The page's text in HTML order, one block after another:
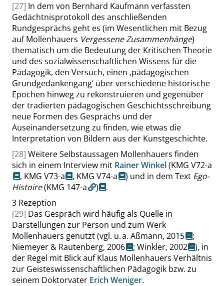
[27] In dem von Bernhard Kaufmann verfassten
Gedächtnisprotokoll des anschließenden
Rundgesprächs geht es (im Wesentlichen mit Bezug
auf Mollenhauers Vergessene Zusammenhänge)
thematisch um die Bedeutung der Kritischen Theorie
und des sozialwissenschaftlichen Wissens für die
Pädagogik, den Versuch, einen ‚pädagogischen
Grundgedankengang‘ über verschiedene historische
Epochen hinweg zu rekonstruieren und gegenüber
der tradierten pädagogischen Geschichtsschreibung
neue Formen des Gesprächs und der
Auseinandersetzung zu finden, wie etwas die
Interpretation von Bildern aus der Kunstgeschichte.
[28] Weitere Selbstaussagen Mollenhauers finden
sich in einem Interview mit Rainer Winkel(KMG V72-a
, KMG V73-a , KMG V74-a ) und in dem Text Ego-
Histoire(KMG 147-a )
.
3 Rezeption
[29] Das Gespräch wird häufig als Quelle in
Darstellungen zur Person und zum Werk
Mollenhauers genutzt (vgl. u. a. Aßmann, 2015
;
Niemeyer & Rautenberg, 2006
; Winkler, 2002
), in
der Regel mit Blick auf Klaus Mollenhauers Verhältnis
zur Geisteswissenschaftlichen Pädagogik bzw. zu
seinem Doktorvater Erich Weniger.